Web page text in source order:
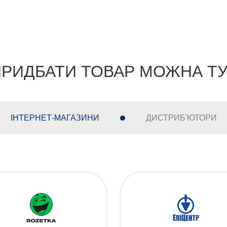
ТОВАР МОЖНА
ІНТЕРНЕТ-МАГАЗИНИ ДИСТРИБ'ЮТОРИ